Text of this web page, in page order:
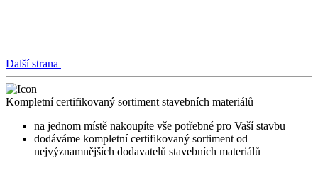
Další strana
Kompletní certifikovaný sortiment stavebních materiálů
na jednom místě nakoupíte vše potřebné pro Vaší stavbu
dodáváme kompletní certifikovaný sortiment od
nejvýznamnějších dodavatelů stavebních materiálů